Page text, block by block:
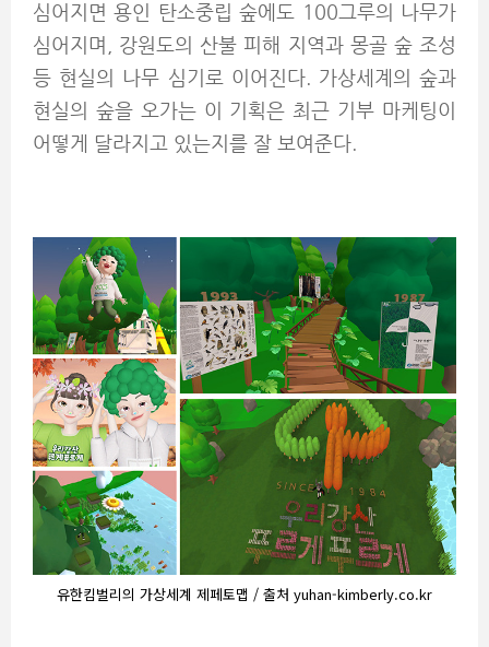
심어지면 용인 탄소중립 숲에도 100그루의 나무가
심어지며, 강원도의 산불 피해 지역과 몽골 숲 조성
등 현실의 나무 심기로 이어진다. 가상세계의 숲과
현실의 숲을 오가는 이 기획은 최근 기부 마케팅이
어떻게 달라지고 있는지를 잘 보여준다.
유한킴벌리의 가상세계 제페토맵 / 출처 yuhan-kimberly.co.kr